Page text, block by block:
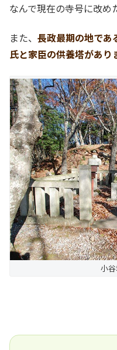
なんで現在の寺号に改め
また、 長政最期の地であ
氏と家臣の供養塔があり
小